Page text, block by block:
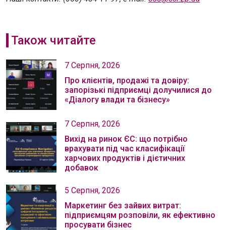
Також читайте
7 Серпня, 2026
Про клієнтів, продажі та довіру:
запорізькі підприємці долучилися до
«Діалогу влади та бізнесу»
7 Серпня, 2026
Вихід на ринок ЄС: що потрібно
врахувати під час класифікації
харчових продуктів і дієтичних
добавок
5 Серпня, 2026
Маркетинг без зайвих витрат:
підприємцям розповіли, як ефективно
просувати бізнес